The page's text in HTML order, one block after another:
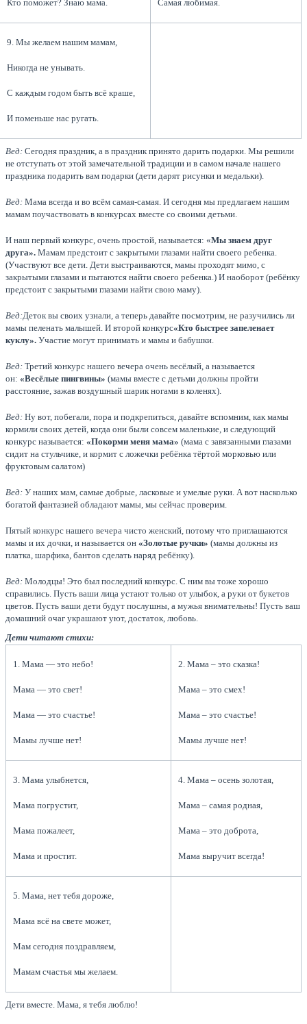
Кто поможет? Знаю мама. Самая любимая.
9. Мы желаем нашим мамам,
Никогда не унывать.
С каждым годом быть всё краше,
И поменьше нас ругать.
Вед: Сегодня праздник, а в праздник принято дарить подарки. Мы решили
не отступать от этой замечательной традиции и в самом начале нашего
праздника подарить вам подарки (дети дарят рисунки и медальки).
Вед: Мама всегда и во всём самая-самая. И сегодня мы предлагаем нашим
мамам поучаствовать в конкурсах вместе со своими детьми.
И наш первый конкурс, очень простой, называется: «Мы знаем друг
друга». Мамам предстоит с закрытыми глазами найти своего ребенка.
(Участвуют все дети. Дети выстраиваются, мамы проходят мимо, с
закрытыми глазами и пытаются найти своего ребенка.) И наоборот (ребёнку
предстоит с закрытыми глазами найти свою маму).
Вед:Деток вы своих узнали, а теперь давайте посмотрим, не разучились ли
мамы пеленать малышей. И второй конкурс«Кто быстрее запеленает
куклу». Участие могут принимать и мамы и бабушки.
Вед: Третий конкурс нашего вечера очень весёлый, а называется
он: «Весёлые пингвины» (мамы вместе с детьми должны пройти
расстояние, зажав воздушный шарик ногами в коленях).
Вед: Ну вот, побегали, пора и подкрепиться, давайте вспомним, как мамы
кормили своих детей, когда они были совсем маленькие, и следующий
конкурс называется: «Покорми меня мама» (мама с завязанными глазами
сидит на стульчике, и кормит с ложечки ребёнка тёртой морковью или
фруктовым салатом)
Вед: У наших мам, самые добрые, ласковые и умелые руки. А вот насколько
богатой фантазией обладают мамы, мы сейчас проверим.
Пятый конкурс нашего вечера чисто женский, потому что приглашаются
мамы и их дочки, и называется он «Золотые ручки» (мамы должны из
платка, шарфика, бантов сделать наряд ребёнку).
Вед: Молодцы! Это был последний конкурс. С ним вы тоже хорошо
справились. Пусть ваши лица устают только от улыбок, а руки от букетов
цветов. Пусть ваши дети будут послушны, а мужья внимательны! Пусть ваш
домашний очаг украшают уют, достаток, любовь.
Дети читают стихи:
1. Мама — это небо!
Мама — это свет!
Мама — это счастье!
Мамы лучше нет!
2. Мама – это сказка!
Мама – это смех!
Мама – это счастье!
Мамы лучше нет!
3. Мама улыбнется,
Мама погрустит,
Мама пожалеет,
Мама и простит.
4. Мама – осень золотая,
Мама – самая родная,
Мама – это доброта,
Мама выручит всегда!
5. Мама, нет тебя дороже,
Мама всё на свете может,
Мам сегодня поздравляем,
Мамам счастья мы желаем.
Дети вместе. Мама, я тебя люблю!